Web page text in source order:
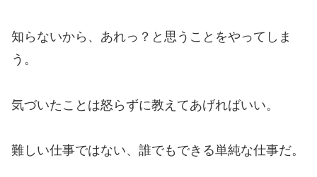
知らないから、あれっ？と思うことをやってしま
う。
気づいたことは怒らずに教えてあげればいい。
難しい仕事ではない、誰でもできる単純な仕事だ。